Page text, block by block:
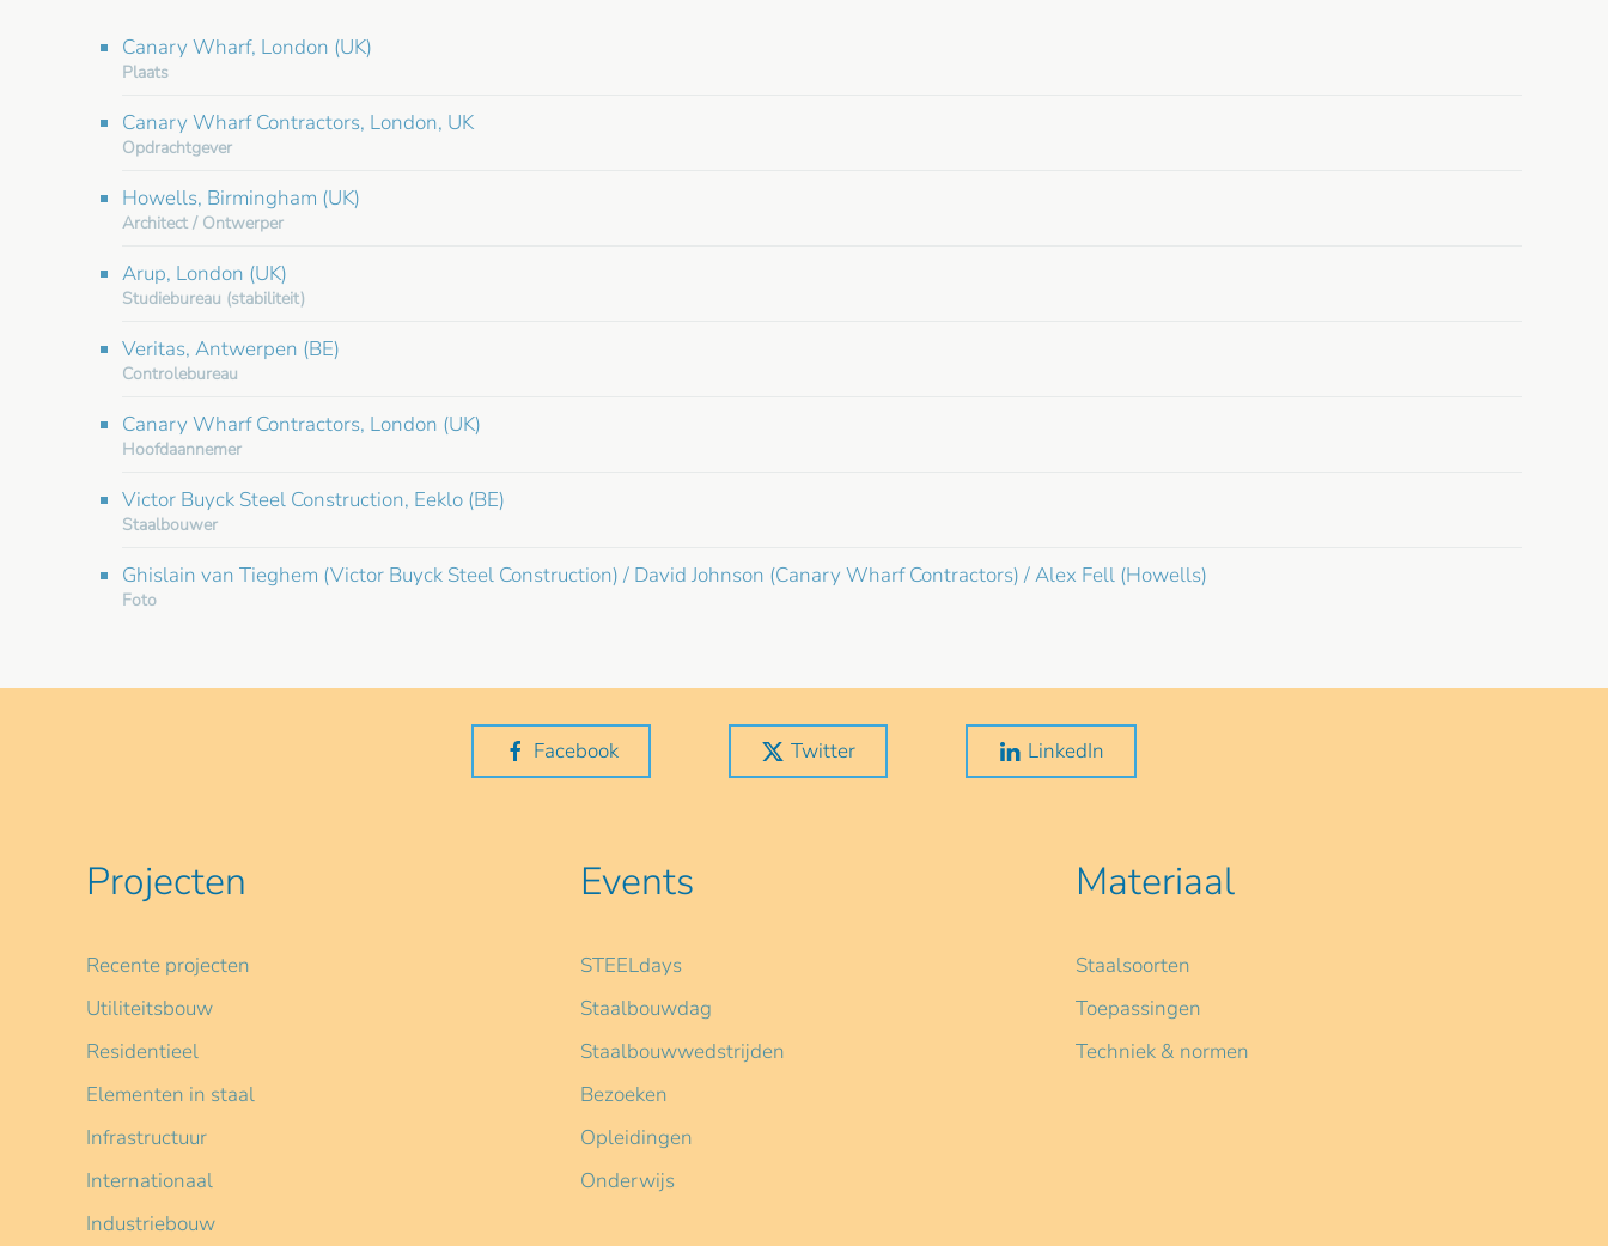
Canary Wharf, London (UK)
Plaats
Canary Wharf Contractors, London, UK
Opdrachtgever
Howells, Birmingham (UK)
Architect / Ontwerper
Arup, London (UK)
Studiebureau (stabiliteit)
Veritas, Antwerpen (BE)
Controlebureau
Canary Wharf Contractors, London (UK)
Hoofdaannemer
Victor Buyck Steel Construction, Eeklo (BE)
Staalbouwer
Ghislain van Tieghem (Victor Buyck Steel Construction) / David Johnson (Canary Wharf Contractors) / Alex Fell (Howells)
Foto
Facebook Twitter LinkedIn
Projecten
Recente projecten
Utiliteitsbouw
Residentieel
Elementen in staal
Infrastructuur
Internationaal
Industriebouw
Events
STEELdays
Staalbouwdag
Staalbouwwedstrijden
Bezoeken
Opleidingen
Onderwijs
Materiaal
Staalsoorten
Toepassingen
Techniek & normen